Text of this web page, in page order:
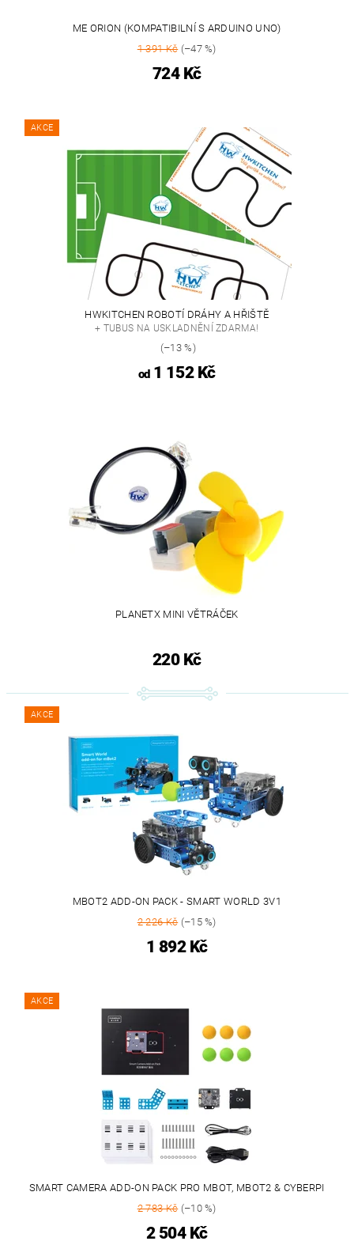
ME ORION (KOMPATIBILNÍ S ARDUINO UNO)
1 391 Kč(–47 %)
724 Kč
AKCE
HWKITCHEN ROBOTÍ DRÁHY A HŘIŠTĚ
+ TUBUS NA USKLADNĚNÍ ZDARMA!
(–13 %)
od1 152 Kč
PLANETX MINI VĚTRÁČEK
220 Kč
AKCE
MBOT2 ADD-ON PACK - SMART WORLD 3V1
2 226 Kč(–15 %)
1 892 Kč
AKCE
SMART CAMERA ADD-ON PACK PRO MBOT, MBOT2 & CYBERPI
2 783 Kč(–10 %)
2 504 Kč